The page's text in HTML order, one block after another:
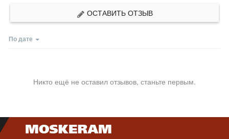
ОСТАВИТЬ ОТЗЫВ
По дате
Никто ещё не оставил отзывов, станьте первым.